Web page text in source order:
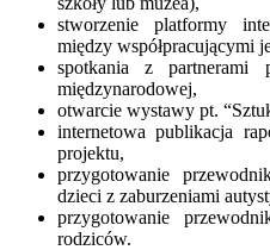
stworzenie platformy
między współpracującymi
spotkania z partnerami
międzynarodowej,
otwarcie wystawy pt.
internetowa publikacja
projektu,
przygotowanie
dzieci z zaburzeniami
przygotowanie
rodziców.